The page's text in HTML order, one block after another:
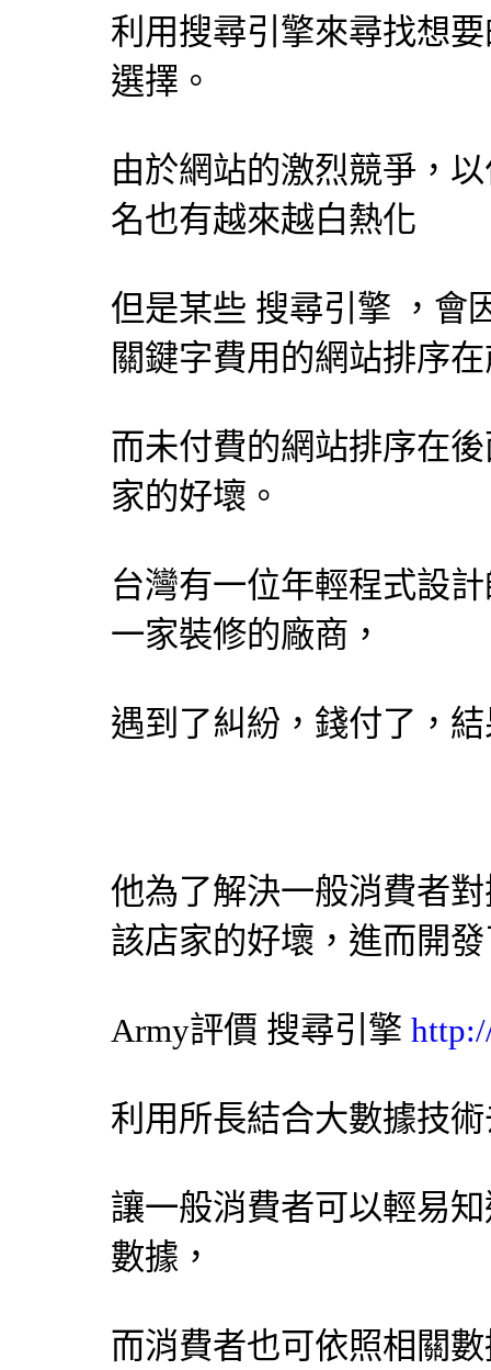
利用搜尋引擎來尋找想
選擇。
由於網站的激烈競爭，
名也有越來越白熱化
但是某些 搜尋引擎 ，會
關鍵字費用的網站排序
而未付費的網站排序在
家的好壞。
台灣有一位年輕程式設
一家裝修的廠商，
遇到了糾紛，錢付了，
他為了解決一般消費者
該店家的好壞，進而開
Army評價 搜尋引擎
利用所長結合大數據技
讓一般消費者可以輕易
數據，
而消費者也可依照相關